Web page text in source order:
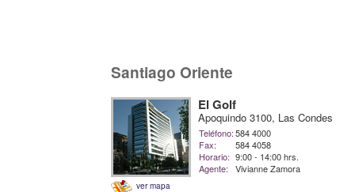
Santiago Oriente
ver mapa
El Golf
Apoquindo 3100, Las Condes
Teléfono:584 4000
Fax:
584 4058
Horario: 9:00 - 14:00 hrs.
Agente:
Vivianne Zamora